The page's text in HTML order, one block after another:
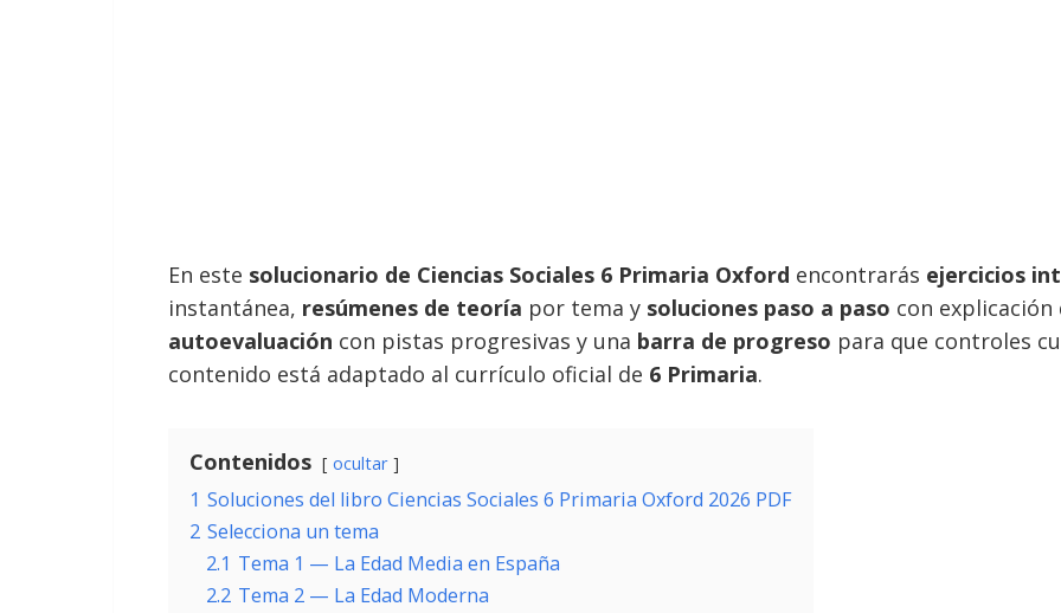
En este solucionario de Ciencias Sociales 6 Primaria Oxford encontrarás ejercicios
instantánea, resúmenes de teoría por tema y soluciones paso a paso con explicación
autoevaluación con pistas progresivas y una barra de progreso para que controles
contenido está adaptado al currículo oficial de 6 Primaria.
Contenidos ocultar
1 Soluciones del libro Ciencias Sociales 6 Primaria Oxford 2026 PDF
2 Selecciona un tema
2.1 Tema 1 — La Edad Media en España
2.2 Tema 2 — La Edad Moderna